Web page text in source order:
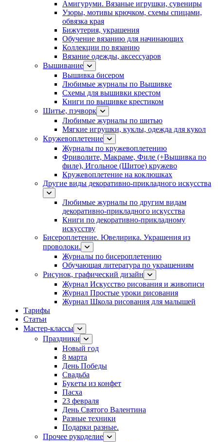
Амигуруми. Вязаные игрушки, сувениры
Узоры, мотивы крючком, схемы спицами,
обвязка края
Бижутерия, украшения
Обучение вязанию для начинающих
Коллекции по вязанию
Вязание одежды, аксессуаров
Вышивание
Вышивка бисером
Любимые журналы по Вышивке
Схемы для вышивки крестом
Книги по вышивке крестиком
Шитье, пэчворк
Любимые журналы по шитью
Мягкие игрушки, куклы, одежда для кукол
Кружевоплетение
Журналы по кружевоплетению
Фриволите, Макраме, Филе (+Вышивка по
филе), Игольное (Шитое) кружево
Кружевоплетение на коклюшках
Другие виды декоративно-прикладного искусства
Любимые журналы по другим видам
декоративно-прикладного искусства
Книги по декоративно-прикладному
искусству
Бисероплетение. Ювелирика. Украшения из
проволоки.
Журналы по бисероплетению
Обучающая литература по украшениям
Рисунок, графический дизайн
Журнал Искусство рисования и живописи
Журнал Простые уроки рисования
Журнал Школа рисования для малышей
Тарифы
Статьи
Мастер-классы
Праздники
Новый год
8 марта
День Победы
Свадьба
Букеты из конфет
Пасха
23 февраля
День Святого Валентина
Разные техники
Подарки разные.
Прочее рукоделие